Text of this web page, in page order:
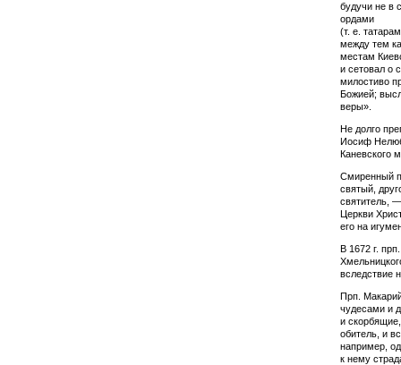
будучи не в
ордами
(т. е.
между тем
местам
и сетовал о
милостиво
Божией;
веры».
Не долго
Иосиф
Каневского
Смиренный
святый,
святитель,
Церкви
его на
В 1672 г.
вследствие
Прп.
чудесами и
и
обитель, и
например,
к нему